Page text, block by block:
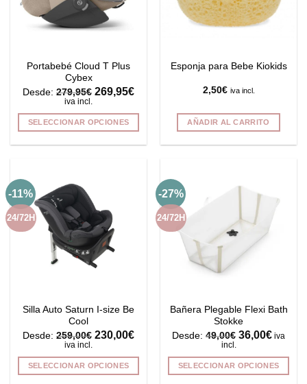
Portabebé Cloud T Plus
Cybex
Desde: 279,95€ 269,95€
iva incl.
SELECCIONAR OPCIONES
variantes.
Las
opciones
se
pueden
elegir
página
de
producto
Esponja para Bebe Kiokids
2,50€ iva incl.
AÑADIR AL CARRITO
-11%
24/72H
Silla Auto Saturn I-size Be
Cool
Desde: 259,00€ 230,00€
iva incl.
SELECCIONAR OPCIONES
-27%
24/72H
Bañera Plegable Flexi Bath
Stokke
Desde: 49,00€ 36,00€ iva
incl.
SELECCIONAR OPCIONES